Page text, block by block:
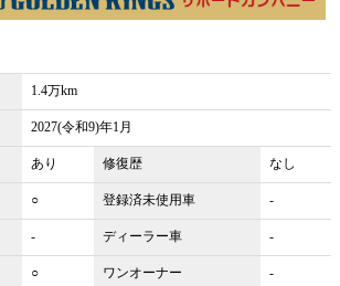
1.4万km
2027(令和9)年1月
あり 修復歴 なし
○ 登録済未使用車 -
- ディーラー車 -
○ ワンオーナー -